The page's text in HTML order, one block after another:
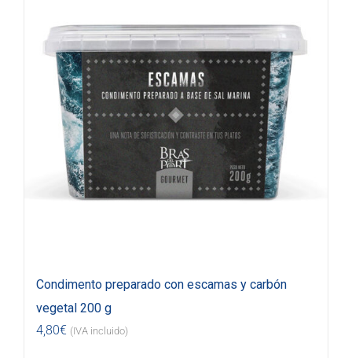
Condimento preparado con escamas y carbón
vegetal 200 g
4,80€ (IVA incluido)